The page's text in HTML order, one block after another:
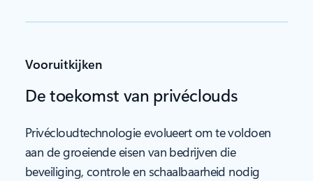
Vooruitkijken
De toekomst van privéclouds
Privécloudtechnologie evolueert om te voldoen
aan de groeiende eisen van bedrijven die
beveiliging, controle en schaalbaarheid nodig